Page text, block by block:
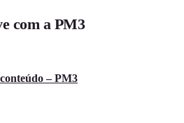
com a PM3
– PM3